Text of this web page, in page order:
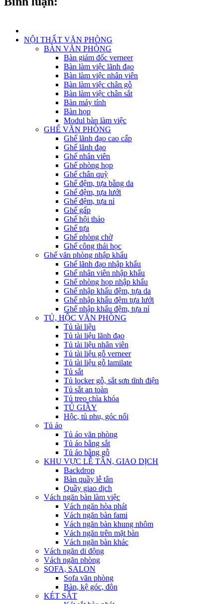
NỘI THẤT VĂN PHÒNG
BÀN VĂN PHÒNG
Bàn giám đốc verneer
Bàn làm việc lãnh đạo
Bàn làm việc nhân viên
Bàn làm việc chân gỗ
Bàn làm việc chân sắt
Bàn máy tính
Bàn họp
Modul bàn làm việc
GHẾ VĂN PHÒNG
Ghế lãnh đạo cao cấp
Ghế lãnh đạo
Ghế nhân viên
Ghế phòng họp
Ghế chân quỳ
Ghế đệm, tựa bằng da
Ghế đệm, tựa lưới
Ghế đệm, tựa nỉ
Ghế gấp
Ghế hội thảo
Ghế tựa
Ghế phòng chờ
Ghế công thái học
Ghế văn phòng nhập khẩu
Ghế lãnh đạo nhập khẩu
Ghế nhân viên nhập khẩu
Ghế phòng họp nhập khẩu
Ghế nhập khẩu đệm, tựa da
Ghế nhập khẩu đệm tựa lưới
Ghế nhập khẩu đệm, tựa nỉ
TỦ, HỘC VĂN PHÒNG
Tủ tài liệu
Tủ tài liệu lãnh đạo
Tủ tài liệu nhân viên
Tủ tài liệu gỗ verneer
Tủ tài liệu gỗ lamilate
Tủ sắt
Tủ locker gỗ, sắt sơn tĩnh điện
Tủ sắt an toàn
Tủ treo chìa khóa
TỦ GIẦY
Hộc, tủ phụ, góc nối
Tủ áo
Tủ áo văn phòng
Tủ áo bằng sắt
Tủ áo bằng gỗ
KHU VỰC LỄ TÂN, GIAO DỊCH
Backdrop
Bàn quầy lễ tân
Quầy giao dịch
Vách ngăn bàn làm việc
Vách ngăn hòa phát
Vách ngăn bàn fami
Vách ngăn bàn khung nhôm
Vách ngăn trên mặt bàn
Vách ngăn bàn khác
Vách ngăn di động
Vách ngăn phòng
SOFA, SALON
Sofa văn phòng
Bàn, kệ góc, đôn
KÉT SẮT